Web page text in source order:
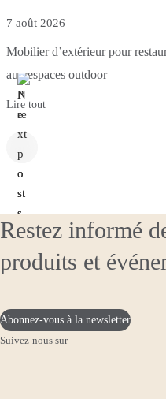
7 août 2026
Mobilier d’extérieur pour
aux espaces outdoor
Lire tout
Restez informé
produits et
Abonnez-vous à la newsletter
Suivez-nous sur